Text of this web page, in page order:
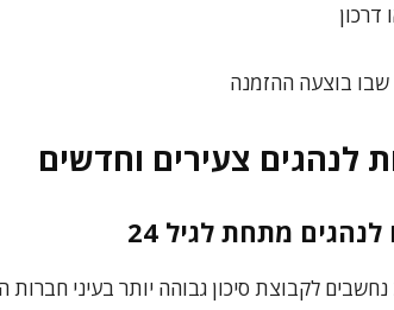
בוצעה ההזמנה
לנהגים צעירים וחדשים
מתחת לגיל 24
נהגים מתחת לגיל 24 נחשבים לקבוצת סיכון גבוהה יותר